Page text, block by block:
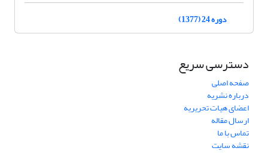
دوره 24 (1377)
دسترسی سریع
صفحه اصلی
درباره نشریه
اعضای هیات تحریریه
ارسال مقاله
تماس با ما
نقشه سایت